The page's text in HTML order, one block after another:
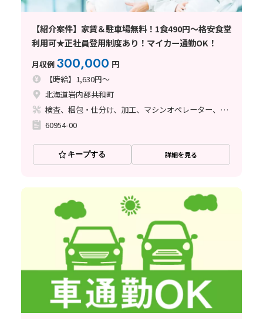
【紹介案件】家賃＆駐車場無料！1食490円～格安食堂
利用可★正社員登用制度あり！マイカー通勤OK！
月収例 300,000 円
【時給】1,630円～
北海道岩内郡共和町
検査、梱包・仕分け、加工、マシンオペレーター、フォークリフト
60954-00
キープする 詳細を見る